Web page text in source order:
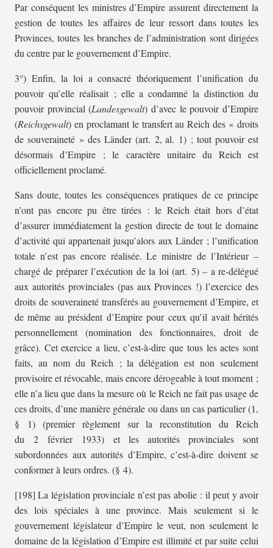
Par conséquent les ministres d’Empire assurent directement la
gestion de toutes les affaires de leur ressort dans toutes les
Provinces, toutes les branches de l’administration sont dirigées
du centre par le gouvernement d’Empire.
3°) Enfin, la loi a consacré théoriquement l’unification du
pouvoir qu’elle réalisait ; elle a condamné la distinction du
pouvoir provincial (Landesgewalt) d’avec le pouvoir d’Empire
(Reichsgewalt) en proclamant le transfert au Reich des « droits
de souveraineté » des Länder (art. 2, al. 1) ; tout pouvoir est
désormais d’Empire ; le caractère unitaire du Reich est
officiellement proclamé.
Sans doute, toutes les conséquences pratiques de ce principe
n’ont pas encore pu être tirées : le Reich était hors d’état
d’assurer immédiatement la gestion directe de tout le domaine
d’activité qui appartenait jusqu’alors aux Länder ; l’unification
totale n’est pas encore réalisée. Le ministre de l’Intérieur –
chargé de préparer l’exécution de la loi (art. 5) – a re-délégué
aux autorités provinciales (pas aux Provinces !) l’exercice des
droits de souveraineté transférés au gouvernement d’Empire, et
de même au président d’Empire pour ceux qu’il avait hérités
personnellement (nomination des fonctionnaires, droit de
grâce). Cet exercice a lieu, c’est-à-dire que tous les actes sont
faits, au nom du Reich ; la délégation est non seulement
provisoire et révocable, mais encore dérogeable à tout moment ;
elle n’a lieu que dans la mesure où le Reich ne fait pas usage de
ces droits, d’une manière générale ou dans un cas particulier (1,
§ 1) (premier règlement sur la reconstitution du Reich
du 2 février 1933) et les autorités provinciales sont
subordonnées aux autorités d’Empire, c’est-à-dire doivent se
conformer à leurs ordres. (§ 4).
[198] La législation provinciale n’est pas abolie : il peut y avoir
des lois spéciales à une province. Mais seulement si le
gouvernement législateur d’Empire le veut, non seulement le
domaine de la législation d’Empire est illimité et par suite celui